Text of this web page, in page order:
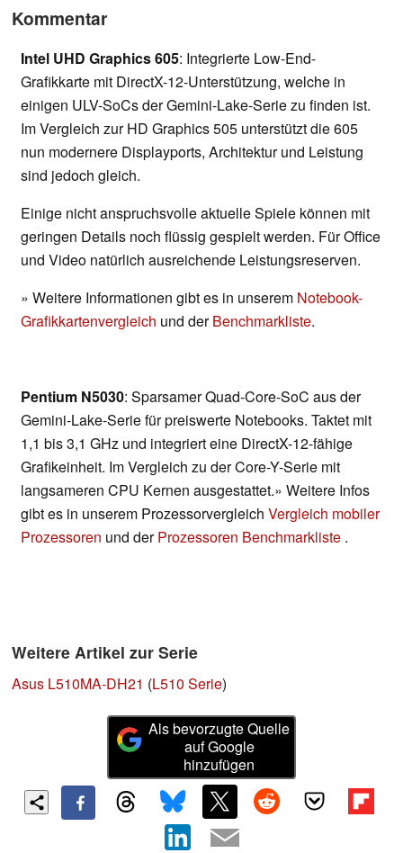
Kommentar
Intel UHD Graphics 605: Integrierte Low-End-
Grafikkarte mit DirectX-12-Unterstützung, welche in
einigen ULV-SoCs der Gemini-Lake-Serie zu finden ist.
Im Vergleich zur HD Graphics 505 unterstützt die 605
nun modernere Displayports, Architektur und Leistung
sind jedoch gleich.
Einige nicht anspruchsvolle aktuelle Spiele können mit
geringen Details noch flüssig gespielt werden. Für Office
und Video natürlich ausreichende Leistungsreserven.
» Weitere Informationen gibt es in unserem Notebook-
Grafikkartenvergleich und derBenchmarkliste.
Pentium N5030: Sparsamer Quad-Core-SoC aus der
Gemini-Lake-Serie für preiswerte Notebooks. Taktet mit
1,1 bis 3,1 GHz und integriert eine DirectX-12-fähige
Grafikeinheit. Im Vergleich zu der Core-Y-Serie mit
langsameren CPU Kernen ausgestattet.» Weitere Infos
gibt es in unserem Prozessorvergleich Vergleich mobiler
Prozessoren und derProzessoren Benchmarkliste .
Weitere Artikel zur Serie
Asus L510MA-DH21 (L510 Serie)
Als bevorzugte Quelle
auf Google
hinzufügen